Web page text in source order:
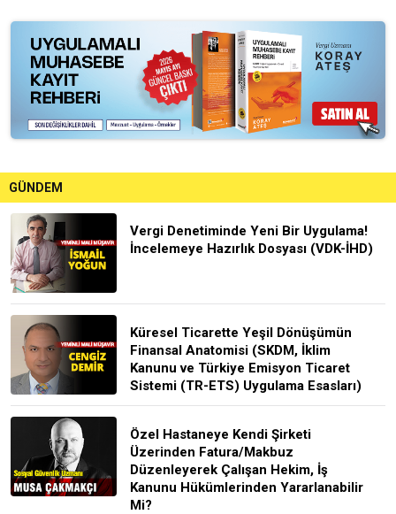
GÜNDEM
Vergi Denetiminde Yeni Bir Uygulama!
İncelemeye Hazırlık Dosyası (VDK-İHD)
Küresel Ticarette Yeşil Dönüşümün
Finansal Anatomisi (SKDM, İklim
Kanunu ve Türkiye Emisyon Ticaret
Sistemi (TR-ETS) Uygulama Esasları)
Özel Hastaneye Kendi Şirketi
Üzerinden Fatura/Makbuz
Düzenleyerek Çalışan Hekim, İş
Kanunu Hükümlerinden Yararlanabilir
Mi?